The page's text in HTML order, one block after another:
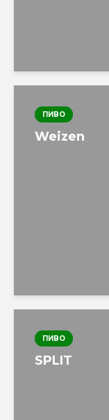
ПИВО
Weizen
ПИВО
SPLIT